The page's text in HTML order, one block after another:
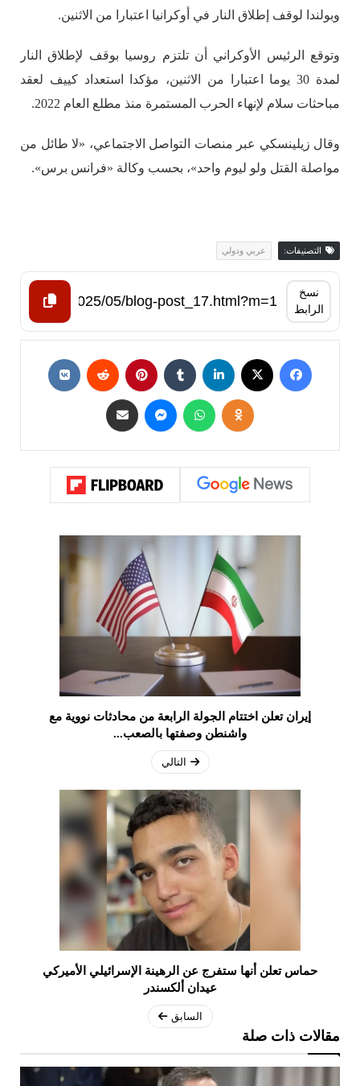
وبولندا لوقف إطلاق النار في أوكرانيا اعتبارا من الاثنين.
وتوقع الرئيس الأوكراني أن تلتزم روسيا بوقف لإطلاق النار
لمدة 30 يوما اعتبارا من الاثنين، مؤكدا استعداد كييف لعقد
مباحثات سلام لإنهاء الحرب المستمرة منذ مطلع العام 2022.
وقال زيلينسكي عبر منصات التواصل الاجتماعي، «لا طائل من
مواصلة القتل ولو ليوم واحد»، بحسب وكالة «فرانس برس».
التصنيفات: عربي ودولي
نسخ
الرابط
إيران تعلن اختتام الجولة الرابعة من محادثات نووية مع
واشنطن وصفتها بالصعب...
التالي
حماس تعلن أنها ستفرج عن الرهينة الإسرائيلي الأميركي
عيدان ألكسندر
السابق
مقالات ذات صلة